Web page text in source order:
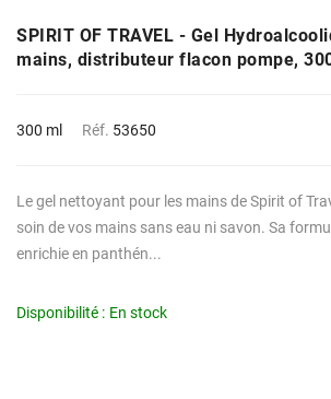
SPIRIT OF TRAVEL - Gel
mains, distributeur flacon pompe,
300 ml Réf. 53650
Le gel nettoyant pour les mains de Spirit of
soin de vos mains sans eau ni savon. Sa
enrichie en panthén...
Disponibilité : En stock